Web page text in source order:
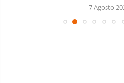
7 Agosto